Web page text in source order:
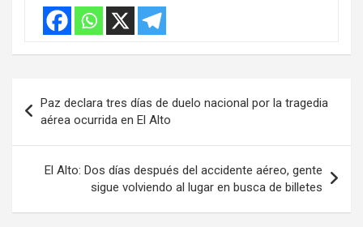
de
entradas
Paz declara tres días de duelo nacional por la tragedia
aérea ocurrida en El Alto
El Alto: Dos días después del accidente aéreo, gente
sigue volviendo al lugar en busca de billetes